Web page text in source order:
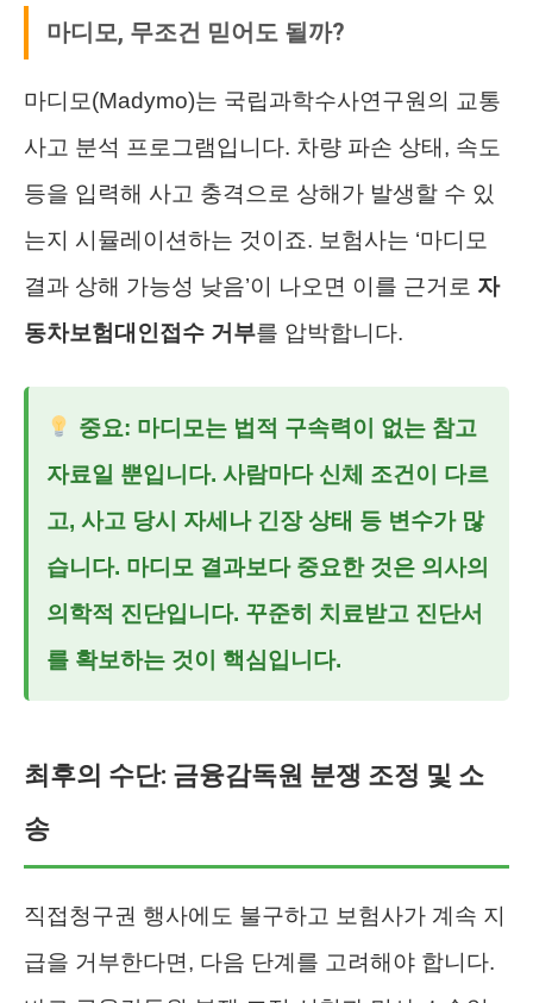
마디모, 무조건 믿어도 될까?
마디모(Madymo)는 국립과학수사연구원의 교통
사고 분석 프로그램입니다. 차량 파손 상태, 속도
등을 입력해 사고 충격으로 상해가 발생할 수 있
는지 시뮬레이션하는 것이죠. 보험사는 ‘마디모
결과 상해 가능성 낮음’이 나오면 이를 근거로 자
동차보험대인접수 거부를 압박합니다.
중요: 마디모는 법적 구속력이 없는 참고
자료일 뿐입니다. 사람마다 신체 조건이 다르
고, 사고 당시 자세나 긴장 상태 등 변수가 많
습니다. 마디모 결과보다 중요한 것은 의사의
의학적 진단입니다. 꾸준히 치료받고 진단서
를 확보하는 것이 핵심입니다.
최후의 수단: 금융감독원 분쟁 조정 및 소
송
직접청구권 행사에도 불구하고 보험사가 계속 지
급을 거부한다면, 다음 단계를 고려해야 합니다.